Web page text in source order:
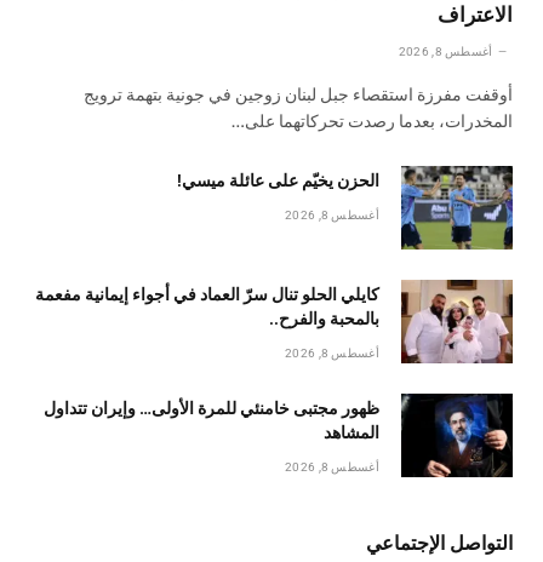
الاعتراف
أغسطس 8, 2026
أوقفت مفرزة استقصاء جبل لبنان زوجين في جونية بتهمة ترويج
المخدرات، بعدما رصدت تحركاتهما على…
الحزن يخيّم على عائلة ميسي!
أغسطس 8, 2026
كايلي الحلو تنال سرّ العماد في أجواء إيمانية مفعمة
بالمحبة والفرح..
أغسطس 8, 2026
ظهور مجتبى خامنئي للمرة الأولى… وإيران تتداول
المشاهد
أغسطس 8, 2026
التواصل الإجتماعي